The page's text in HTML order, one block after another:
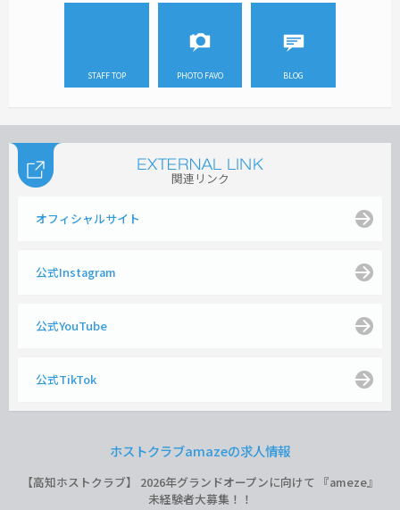
STAFF TOP PHOTO FAVO BLOG
関連リンク
オフィシャルサイト
公式Instagram
公式YouTube
公式TikTok
ホストクラブamazeの求人情報
【高知ホストクラブ】 2026年グランドオープンに向けて 『ameze』
未経験者大募集！！